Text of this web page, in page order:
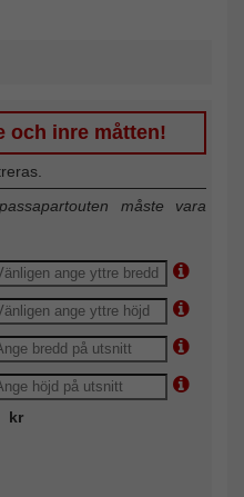
och inre måtten!
måste vara
kr